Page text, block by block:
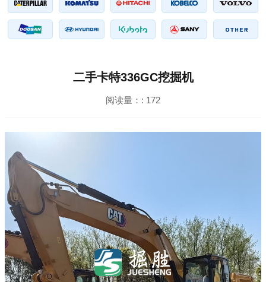
二手卡特336GC挖掘机
阅读量：: 172